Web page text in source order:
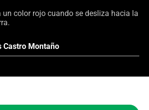
color rojo cuando se desliza hacia la
Castro Montaño